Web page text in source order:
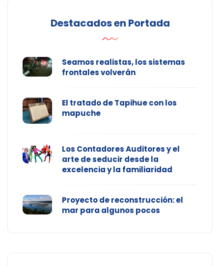
Destacados en Portada
Seamos realistas, los sistemas
frontales volverán
El tratado de Tapihue con los
mapuche
Los Contadores Auditores y el
arte de seducir desde la
excelencia y la familiaridad
Proyecto de reconstrucción: el
mar para algunos pocos